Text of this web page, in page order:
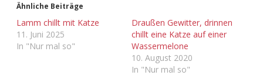
Adventskalender 2018
Adventskalender 2019
Ähnliche Beiträge
Lamm chillt mit Katze
11. Juni 2025
In "Nur mal so"
Draußen Gewitter, drinnen
chillt eine Katze auf einer
Wassermelone
10. August 2020
In "Nur mal so"